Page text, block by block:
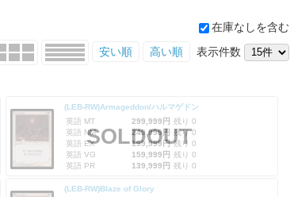
在庫なしを含む
安い順
高い順 表示件数
(LEB-RW)Armageddon/ハルマゲドン
英語 MT
299,999円 残り 0
英語 NM
249,999円 残り 0
英語 EX
199,999円 残り 0
英語 VG
159,999円 残り 0
英語 PR
139,999円 残り 0
SOLDOUT
(LEB-RW)Blaze of Glory